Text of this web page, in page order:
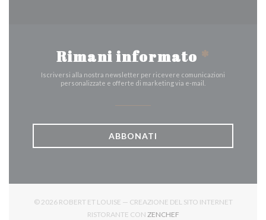
Rimani informato *
Iscriversi alla nostra newsletter per ricevere comunicazioni
personalizzate e offerte di marketing via e-mail.
ABBONATI
© 2026 ROBERT ET LOUISE — CREAZIONE DEL SITO INTERNET
RISTORANTE CON ZENCHEF((APRE UNA NUOVA